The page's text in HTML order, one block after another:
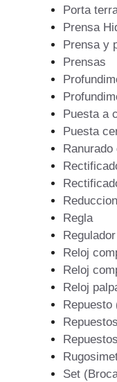
Porta
Prensa
Prensa y
Prensas
Puesta a
Puesta
Regla
Reloj
Reloj
Reloj
Repuesto
Set